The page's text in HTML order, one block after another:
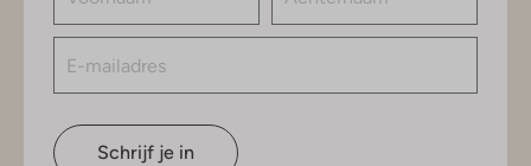
Schrijf je in